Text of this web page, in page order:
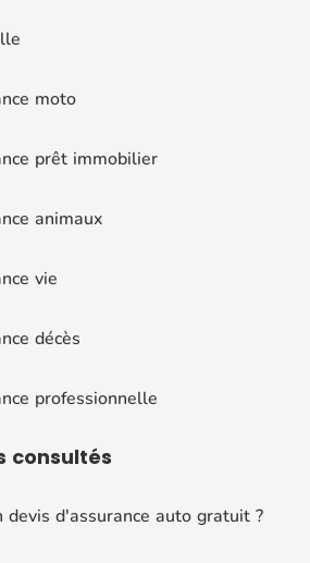
moto
prêt immobilier
animaux
vie
décès
professionnelle
consultés
devis d'assurance auto gratuit ?